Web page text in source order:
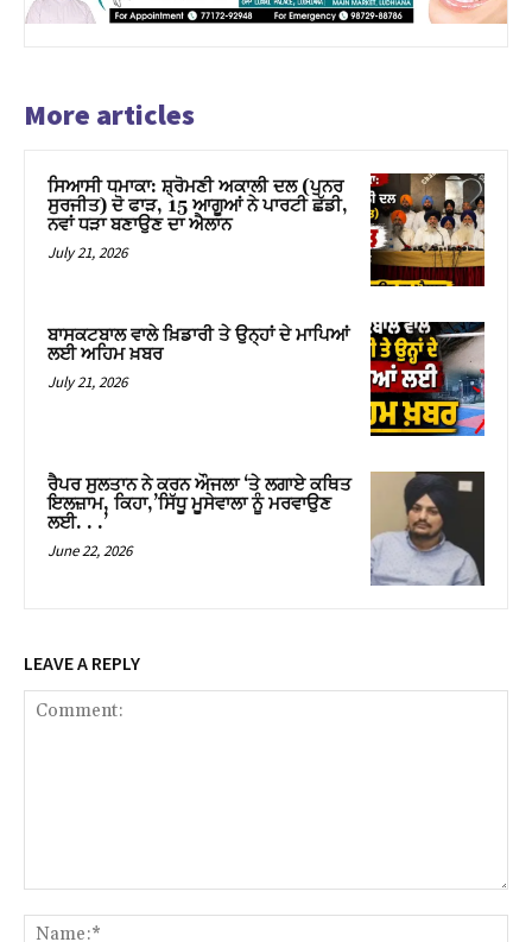
More articles
ਸਿਆਸੀ ਧਮਾਕਾ: ਸ਼੍ਰੋਮਣੀ ਅਕਾਲੀ ਦਲ (ਪੁਨਰ
ਸੁਰਜੀਤ) ਦੋ ਫਾੜ, 15 ਆਗੂਆਂ ਨੇ ਪਾਰਟੀ ਛੱਡੀ,
ਨਵਾਂ ਧੜਾ ਬਣਾਉਣ ਦਾ ਐਲਾਨ
July 21, 2026
ਬਾਸਕਟਬਾਲ ਵਾਲੇ ਖ਼ਿਡਾਰੀ ਤੇ ਉਨ੍ਹਾਂ ਦੇ ਮਾਪਿਆਂ
ਲਈ ਅਹਿਮ ਖ਼ਬਰ
July 21, 2026
ਰੈਪਰ ਸੁਲਤਾਨ ਨੇ ਕਰਨ ਔਜਲਾ ‘ਤੇ ਲਗਾਏ ਕਥਿਤ
ਇਲਜ਼ਾਮ, ਕਿਹਾ,’ਸਿੱਧੂ ਮੂਸੇਵਾਲਾ ਨੂੰ ਮਰਵਾਉਣ
ਲਈ. . .’
June 22, 2026
LEAVE A REPLY